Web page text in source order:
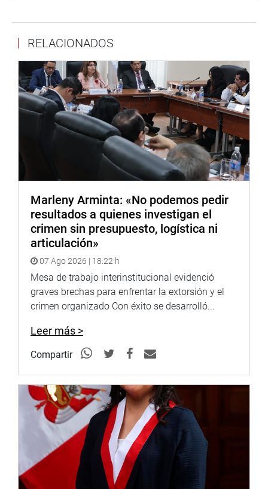
Mujer y Familia, Elizabeth Medina, realizará visitas
inopinadas a algunos albergues y centros de emergencia
mujer que se encuentran en las comisarías de la ciudad
de Iquitos, así como foros de diálogo con representantes
de las asociaciones de mujeres emprendedoras, entre
otras actividades.
RELACIONADOS
Marleny Arminta: «No podemos pedir
resultados a quienes investigan el
crimen sin presupuesto, logística ni
articulación»
07 Ago 2026 | 18:22 h
Mesa de trabajo interinstitucional evidenció
graves brechas para enfrentar la extorsión y el
crimen organizado Con éxito se desarrolló...
Leer más >
Compartir